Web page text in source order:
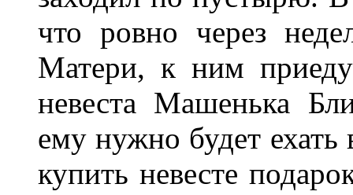
что ровно через
Матери, к ним
невеста Машенька
ему нужно будет ехать
купить невесте